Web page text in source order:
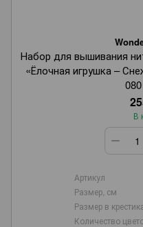
Набор для вышивания
«Ёлочная игрушка –
В
Артикул
Размер, см
Размер в
Количество